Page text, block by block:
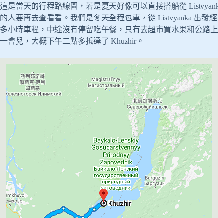
這是當天的行程路線圖，若是夏天好像可以直接搭船從
的人要再去查看看。我們是冬天全程包車，從 Listvyanka 出發
多小時車程，中途沒有停留吃午餐，只有去超市買水果和公路
一會兒，大概下午二點多抵達了 Khuzhir。